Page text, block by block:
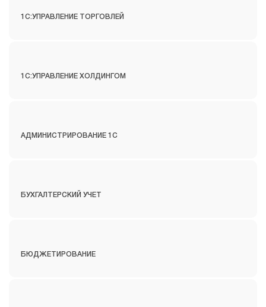
1С:УПРАВЛЕНИЕ ТОРГОВЛЕЙ
1С:УПРАВЛЕНИЕ ХОЛДИНГОМ
АДМИНИСТРИРОВАНИЕ 1С
БУХГАЛТЕРСКИЙ УЧЕТ
БЮДЖЕТИРОВАНИЕ